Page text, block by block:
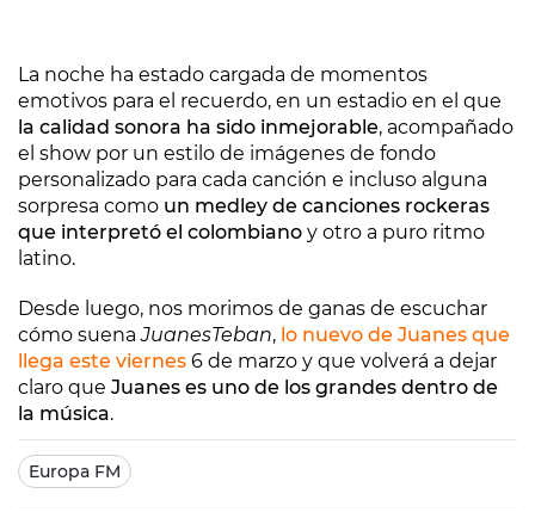
La noche ha estado cargada de momentos
emotivos para el recuerdo, en un estadio en el que
la calidad sonora ha sido inmejorable, acompañado
el show por un estilo de imágenes de fondo
personalizado para cada canción e incluso alguna
sorpresa como un medley de canciones rockeras
que interpretó el colombiano y otro a puro ritmo
latino.
Desde luego, nos morimos de ganas de escuchar
cómo suenaJuanesTeban, lo nuevo de Juanes que
llega este viernes 6 de marzo y que volverá a dejar
claro que Juanes es uno de los grandes dentro de
la música.
Europa FM